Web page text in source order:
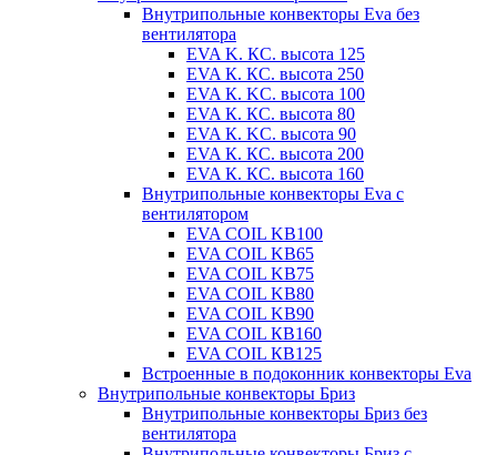
Внутрипольные конвекторы Eva без
вентилятора
EVA K. КС. высота 125
EVA К. КС. высота 250
EVA К. KС. высота 100
EVA К. КС. высота 80
EVA К. KC. высота 90
EVA К. КС. высота 200
EVA К. КС. высота 160
Внутрипольные конвекторы Eva с
вентилятором
EVA COIL KB100
EVA COIL KB65
EVA COIL KB75
EVA COIL KB80
EVA COIL KB90
EVA COIL КВ160
EVA COIL КВ125
Встроенные в подоконник конвекторы Eva
Внутрипольные конвекторы Бриз
Внутрипольные конвекторы Бриз без
вентилятора